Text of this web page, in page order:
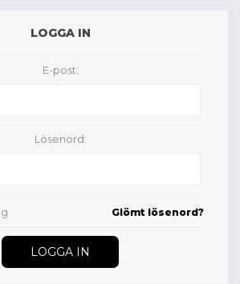
LOGGA IN
E-post:
Lösenord:
Glömt lösenord?